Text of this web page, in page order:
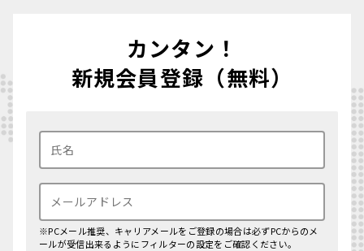
カンタン！
新規会員登録（無料）
※PCメール推奨、キャリアメールをご登録の場合は必ずPCからのメ
ールが受信出来るようにフィルターの設定をご確認ください。